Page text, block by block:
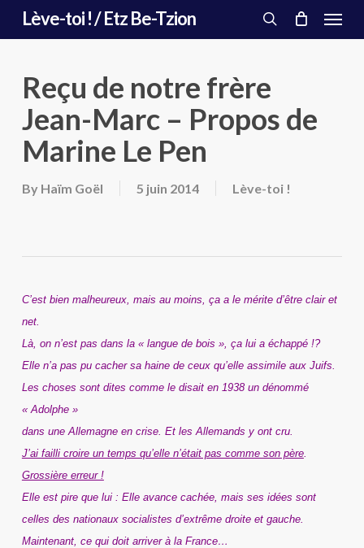
Lève-toi ! / Etz Be-Tzion
search
Menu
Reçu de notre frère
Jean-Marc – Propos de
Marine Le Pen
By Haïm Goël 5 juin 2014 Lève-toi !
C’est bien malheureux, mais au moins, ça a le mérite d’être clair et
net.
Là, on n’est pas dans la « langue de bois », ça lui a échappé !?
Elle n’a pas pu cacher sa haine de ceux qu’elle assimile aux Juifs.
Les choses sont dites comme le disait en 1938 un dénommé
« Adolphe »
dans une Allemagne en crise. Et les Allemands y ont cru.
J’ai failli croire un temps qu’elle n’était pas comme son père.
Grossière erreur !
Elle est pire que lui : Elle avance cachée, mais ses idées sont
celles des nationaux socialistes d’extrême droite et gauche.
Maintenant, ce qui doit arriver à la France…